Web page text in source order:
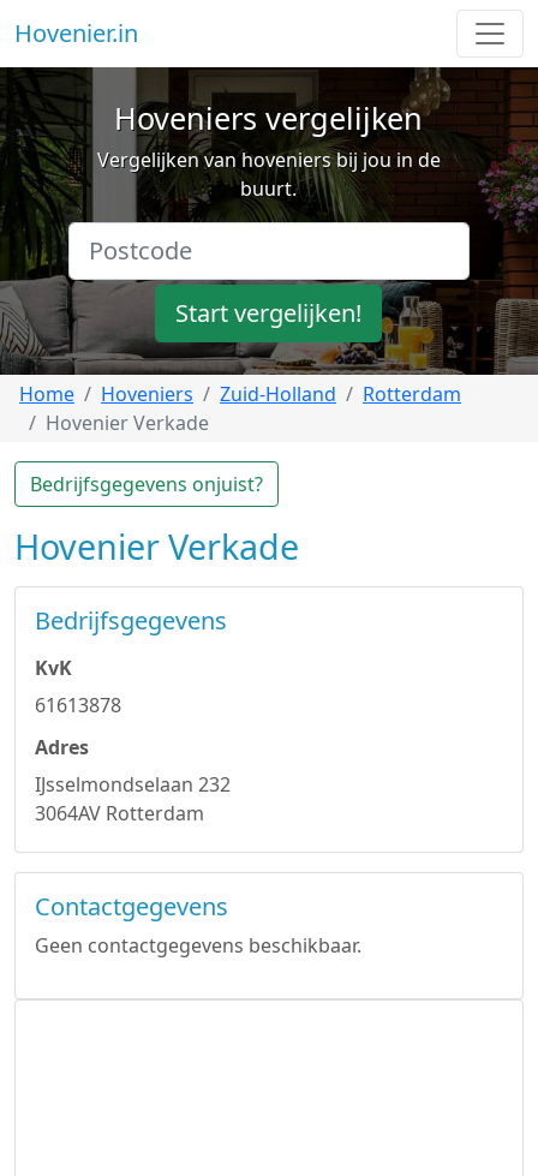
Hovenier.in
Hoveniers vergelijken
Vergelijken van hoveniers bij jou in de
buurt.
Start vergelijken!
Home Hoveniers Zuid-Holland
Rotterdam
Hovenier Verkade
Bedrijfsgegevens onjuist?
Hovenier Verkade
Bedrijfsgegevens
KvK
61613878
Adres
IJsselmondselaan 232
3064AV Rotterdam
Contactgegevens
Geen contactgegevens beschikbaar.